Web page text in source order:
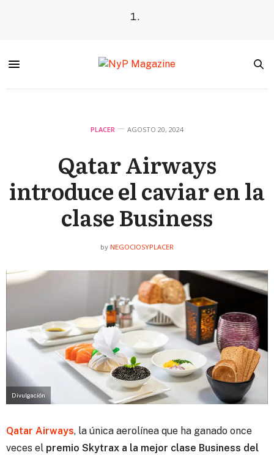
PLACER AGOSTO 20, 2024
Qatar Airways
introduce el caviar en la
clase Business
by NEGOCIOSYPLACER
Divulgación
Qatar Airways, la única aerolínea que ha ganado once
veces el premio Skytrax a la mejor clase Business del